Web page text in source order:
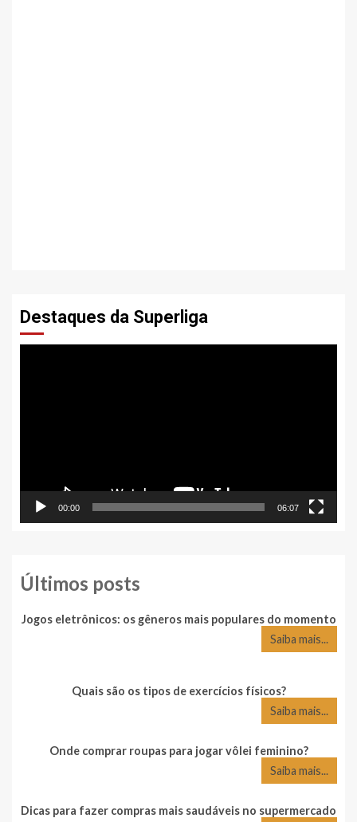
Destaques da Superliga
00:00 06:07
Últimos posts
Jogos eletrônicos: os gêneros mais populares do momento
Saiba mais...
Quais são os tipos de exercícios físicos?
Saiba mais...
Onde comprar roupas para jogar vôlei feminino?
Saiba mais...
Dicas para fazer compras mais saudáveis no supermercado